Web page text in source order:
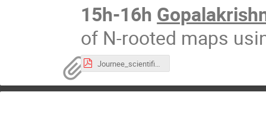
15h-16h
of N-rooted maps
Journee_scientifiqueIMB2019.pdf